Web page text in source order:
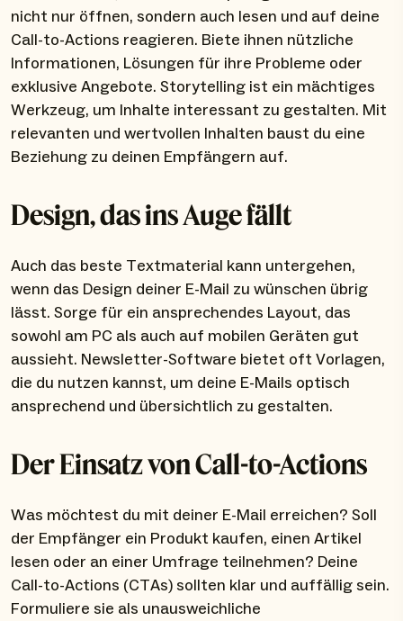
nicht nur öffnen, sondern auch lesen und auf deine
Call-to-Actions reagieren. Biete ihnen nützliche
Informationen, Lösungen für ihre Probleme oder
exklusive Angebote. Storytelling ist ein mächtiges
Werkzeug, um Inhalte interessant zu gestalten. Mit
relevanten und wertvollen Inhalten baust du eine
Beziehung zu deinen Empfängern auf.
Design, das ins Auge fällt
Auch das beste Textmaterial kann untergehen,
wenn das Design deiner E-Mail zu wünschen übrig
lässt. Sorge für ein ansprechendes Layout, das
sowohl am PC als auch auf mobilen Geräten gut
aussieht. Newsletter-Software bietet oft Vorlagen,
die du nutzen kannst, um deine E-Mails optisch
ansprechend und übersichtlich zu gestalten.
Der Einsatz von Call-to-Actions
Was möchtest du mit deiner E-Mail erreichen? Soll
der Empfänger ein Produkt kaufen, einen Artikel
lesen oder an einer Umfrage teilnehmen? Deine
Call-to-Actions (CTAs) sollten klar und auffällig sein.
Formuliere sie als unausweichliche